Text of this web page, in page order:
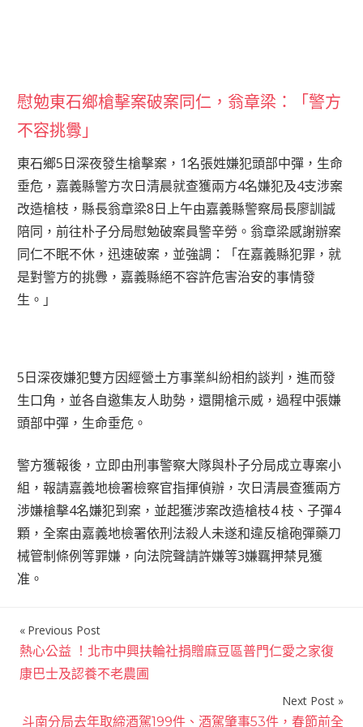
慰勉東石鄉槍擊案破案同仁，翁章梁：「警方
不容挑釁」
東石鄉5日深夜發生槍擊案，1名張姓嫌犯頭部中彈，生命
垂危，嘉義縣警方次日清晨就查獲兩方4名嫌犯及4支涉案
改造槍枝，縣長翁章梁8日上午由嘉義縣警察局長廖訓誠
陪同，前往朴子分局慰勉破案員警辛勞。翁章梁感謝辦案
同仁不眠不休，迅速破案，並強調：「在嘉義縣犯罪，就
是對警方的挑釁，嘉義縣絕不容許危害治安的事情發
生。」
5日深夜嫌犯雙方因經營土方事業糾紛相約談判，進而發
生口角，並各自邀集友人助勢，還開槍示威，過程中張嫌
頭部中彈，生命垂危。
警方獲報後，立即由刑事警察大隊與朴子分局成立專案小
組，報請嘉義地檢署檢察官指揮偵辦，次日清晨查獲兩方
涉嫌槍擊4名嫌犯到案，並起獲涉案改造槍枝4 枝、子彈4
顆，全案由嘉義地檢署依刑法殺人未遂和違反槍砲彈藥刀
械管制條例等罪嫌，向法院聲請許嫌等3嫌羈押禁見獲
准。
文
章
覽
Previous Post
熱心公益 ！北市中興扶輪社捐贈麻豆區普門仁愛之家復
康巴士及認養不老農圃
Next Post
斗南分局去年取締酒駕199件、酒駕肇事53件，春節前全